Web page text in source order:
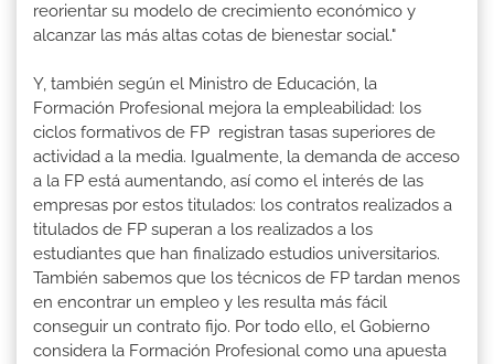
reorientar su modelo de crecimiento económico y
alcanzar las más altas cotas de bienestar social."
Y, también según el Ministro de Educación, la
Formación Profesional mejora la empleabilidad: los
ciclos formativos de FP registran tasas superiores de
actividad a la media. Igualmente, la demanda de acceso
a la FP está aumentando, así como el interés de las
empresas por estos titulados: los contratos realizados a
titulados de FP superan a los realizados a los
estudiantes que han finalizado estudios universitarios.
También sabemos que los técnicos de FP tardan menos
en encontrar un empleo y les resulta más fácil
conseguir un contrato fijo. Por todo ello, el Gobierno
considera la Formación Profesional como una apuesta